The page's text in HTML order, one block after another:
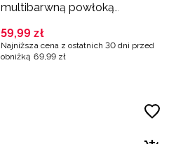
multibarwną powłoką
59,99 zł
Najniższa cena z ostatnich 30 dni przed
obniżką 69,99 zł